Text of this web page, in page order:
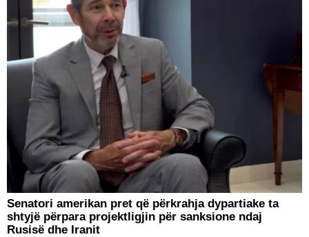
Senatori amerikan pret që përkrahja dypartiake ta
shtyjë përpara projektligjin për sanksione ndaj
Rusisë dhe Iranit